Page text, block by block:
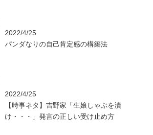
2022/4/25
パンダなりの自己肯定感の構築法
2022/4/25
【時事ネタ】吉野家「生娘しゃぶを漬
け・・・」発言の正しい受け止め方